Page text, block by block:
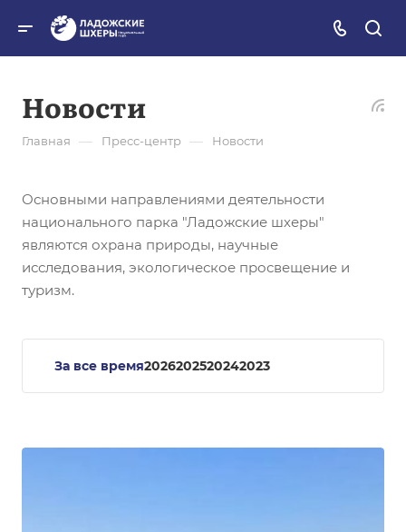
Новости
Главная — Пресс-центр — Новости
Основными направлениями деятельности
национального парка "Ладожские шхеры"
являются охрана природы, научные
исследования, экологическое просвещение и
туризм.
За все время2026202520242023